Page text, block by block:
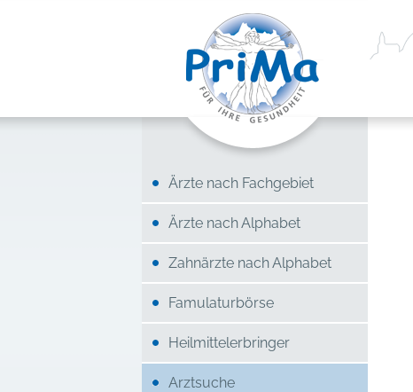
Ärzte nach Fachgebiet
Ärzte nach Alphabet
Zahnärzte nach Alphabet
Famulaturbörse
Heilmittelerbringer
Arztsuche